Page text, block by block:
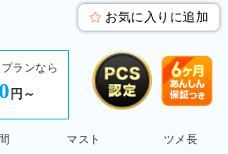
お気に入りに追加
ランなら
円～
マスト
ツメ長